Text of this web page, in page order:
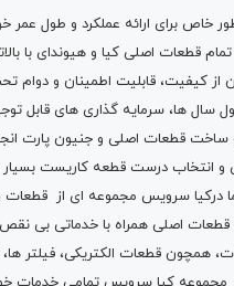
خاص برای ارائه عملکرد و طول عمر
قطعات اصلی کیا و هیوندای با
از کیفیت، قابلیت اطمینان و دوام
ها، سرمایه گذاری های قابل
و ساخت قطعات اصلی و جنیون پارت
و انتخاب درست قطعه کاریست بسیار
درکیا سرویس مجموعه ای از قطعات
قطعات اصلی همراه با خدماتی بی نقص
همچون قطعات الکتریکی، فیلتر ها،